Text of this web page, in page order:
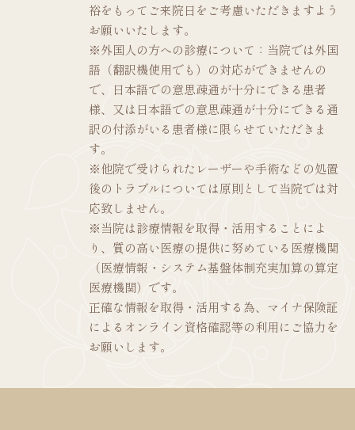
裕をもってご来院日をご考慮いただきますよう
お願いいたします。
※外国人の方への診療について：当院では外国
語（翻訳機使用でも）の対応ができませんの
で、日本語での意思疎通が十分にできる患者
様、又は日本語での意思疎通が十分にできる通
訳の付添がいる患者様に限らせていただきま
す。
※他院で受けられたレーザーや手術などの処置
後のトラブルについては原則として当院では対
応致しません。
※当院は診療情報を取得・活用することによ
り、質の高い医療の提供に努めている医療機関
（医療情報・システム基盤体制充実加算の算定
医療機関）です。
正確な情報を取得・活用する為、マイナ保険証
によるオンライン資格確認等の利用にご協力を
お願いします。